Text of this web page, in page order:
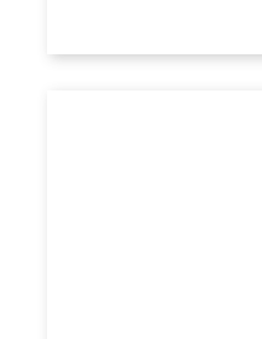
знаходять їх по всьому